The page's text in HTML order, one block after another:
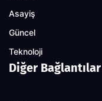
Asayiş
Güncel
Teknoloji
Diğer Bağlantılar